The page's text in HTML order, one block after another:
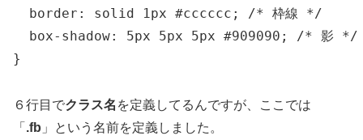
  border: solid 1px #cccccc; /* 枠線 */
  box-shadow: 5px 5px 5px #909090; /* 影 */
}
６行目でクラス名 を定義してるんですが、ここでは
「 .fb 」という名前を定義しました。